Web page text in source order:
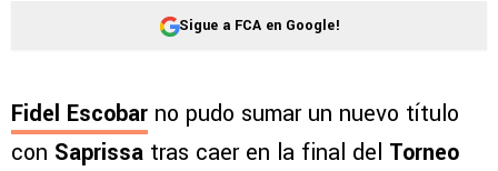
Sigue a FCA en Google!
Fidel Escobar no pudo sumar un nuevo título
con Saprissa tras caer en la final del Torneo